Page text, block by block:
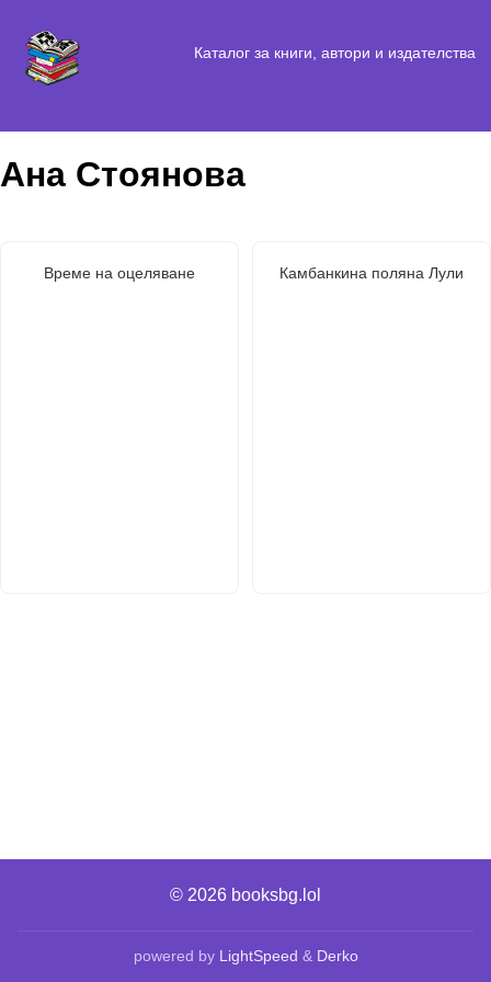
Каталог за книги, автори и издателства
Ана Стоянова
Време на оцеляване Камбанкина поляна Лули
© 2026 booksbg.lol
powered by LightSpeed & Derko